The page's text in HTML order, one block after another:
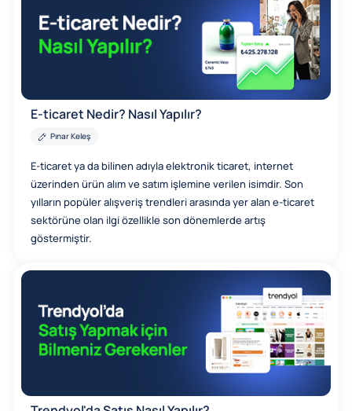
E-ticaret Nedir? Nasıl Yapılır?
Pınar Keleş
E-ticaret ya da bilinen adıyla elektronik ticaret, internet
üzerinden ürün alım ve satım işlemine verilen isimdir. Son
yılların popüler alışveriş trendleri arasında yer alan e-ticaret
sektörüne olan ilgi özellikle son dönemlerde artış
göstermiştir.